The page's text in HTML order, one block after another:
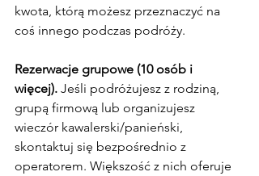
kwota, którą możesz przeznaczyć na
coś innego podczas podróży.
Rezerwacje grupowe (10 osób i
więcej). Jeśli podróżujesz z rodziną,
grupą firmową lub organizujesz
wieczór kawalerski/panieński,
skontaktuj się bezpośrednio z
operatorem. Większość z nich oferuje